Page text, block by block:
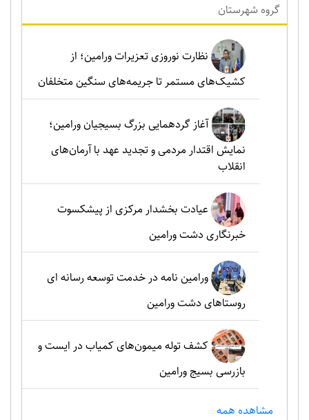
گروه شهرستان
نظارت نوروزی تعزیرات ورامین؛ از
کشیک‌های مستمر تا جریمه‌های سنگین متخلفان
آغاز گردهمایی بزرگ بسیجیان ورامین؛
نمایش اقتدار مردمی و تجدید عهد با آرمان‌های
انقلاب
عیادت بخشدار مرکزی از پیشکسوت
خبرنگاری دشت ورامین
ورامین نامه در خدمت توسعه رسانه ای
روستاهای دشت ورامین
کشف توله میمون‌های کمیاب در ایست و
بازرسی بسیج ورامین
مشاهده همه